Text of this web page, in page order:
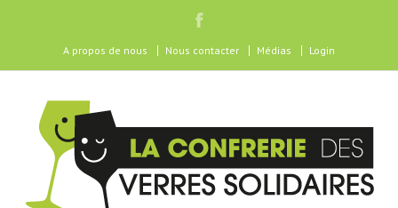
A propos de nous Nous contacter Médias Login